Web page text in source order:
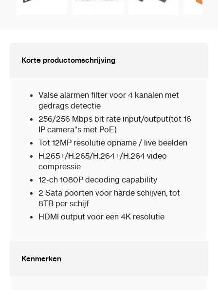
Korte productomschrijving
Valse alarmen filter voor 4 kanalen met
gedrags detectie
256/256 Mbps bit rate input/output(tot 16
IP camera"s met PoE)
Tot 12MP resolutie opname / live beelden
H.265+/H.265/H.264+/H.264 video
compressie
12-ch 1080P decoding capability
2 Sata poorten voor harde schijven, tot
8TB per schijf
HDMI output voor een 4K resolutie
Kenmerken